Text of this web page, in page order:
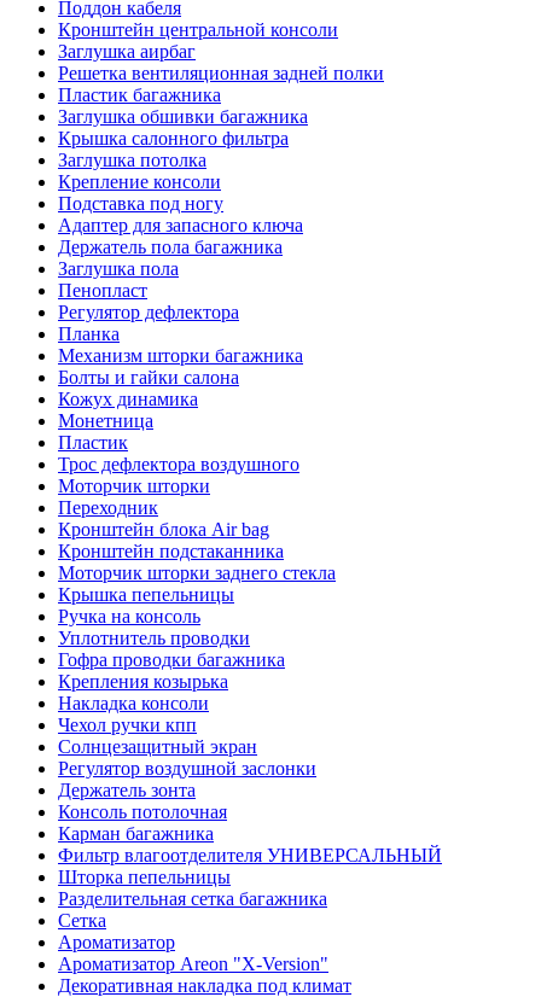
Поддон кабеля
Кронштейн центральной консоли
Заглушка аирбаг
Решетка вентиляционная задней полки
Пластик багажника
Заглушка обшивки багажника
Крышка салонного фильтра
Заглушка потолка
Крепление консоли
Подставка под ногу
Адаптер для запасного ключа
Держатель пола багажника
Заглушка пола
Пенопласт
Регулятор дефлектора
Планка
Механизм шторки багажника
Болты и гайки салона
Кожух динамика
Монетница
Пластик
Трос дефлектора воздушного
Моторчик шторки
Переходник
Кронштейн блока Air bag
Кронштейн подстаканника
Моторчик шторки заднего стекла
Крышка пепельницы
Ручка на консоль
Уплотнитель проводки
Гофра проводки багажника
Крепления козырька
Накладка консоли
Чехол ручки кпп
Солнцезащитный экран
Регулятор воздушной заслонки
Держатель зонта
Консоль потолочная
Карман багажника
Фильтр влагоотделителя УНИВЕРСАЛЬНЫЙ
Шторка пепельницы
Разделительная сетка багажника
Сетка
Ароматизатор
Ароматизатор Areon "X-Version"
Декоративная накладка под климат